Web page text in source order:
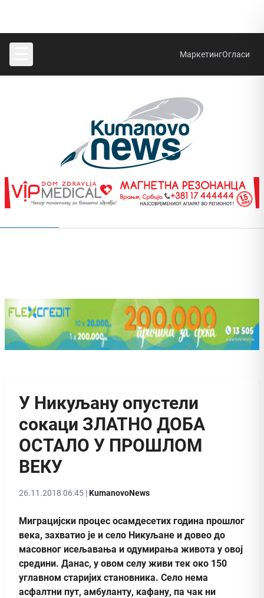
МаркетингОгласи
У Никуљану опустели
сокаци ЗЛАТНО ДОБА
ОСТАЛО У ПРОШЛОМ
ВЕКУ
26.11.2018 06:45 |KumanovoNews
Миграцијски процес осамдесетих година прошлог
века, захватио је и село Никуљане и довео до
масовног исељавања и одумирања живота у овој
средини. Данас, у овом селу живи тек око 150
углавном старијих становника. Село нема
асфалтни пут, амбуланту, кафану, па чак ни